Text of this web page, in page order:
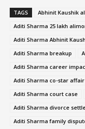
TAGS Abhinit Kaushik
Aditi Sharma 25 lakh
Aditi Sharma Abhinit
Aditi Sharma breakup
Aditi Sharma career
Aditi Sharma co-star affair
Aditi Sharma court case
Aditi Sharma divorce
Aditi Sharma family